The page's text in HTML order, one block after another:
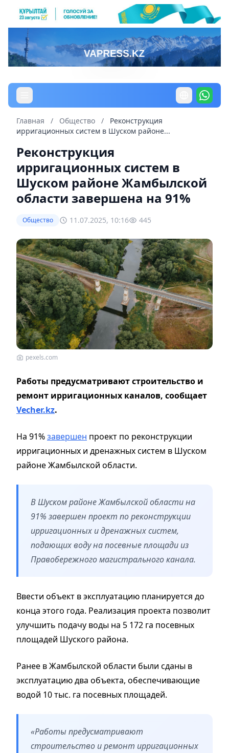
Главная / Общество /
Реконструкция
ирригационных систем в Шуском районе...
Реконструкция
ирригационных систем в
Шуском районе Жамбылской
области завершена на 91%
Общество 11.07.2025, 10:16 445
pexels.com
Работы предусматривают строительство и
ремонт ирригационных каналов, сообщает
Vecher.kz.
На 91%завершен проект по реконструкции
ирригационных и дренажных систем в Шуском
районе Жамбылской области.
В Шуском районе Жамбылской области на
91% завершен проект по реконструкции
ирригационных и дренажных систем,
подающих воду на посевные площади из
Правобережного магистрального канала.
Ввести объект в эксплуатацию планируется до
конца этого года. Реализация проекта позволит
улучшить подачу воды на 5 172 га посевных
площадей Шуского района.
Ранее в Жамбылской области были сданы в
эксплуатацию два объекта, обеспечивающие
водой 10 тыс. га посевных площадей.
«Работы предусматривают
строительство и ремонт ирригационных